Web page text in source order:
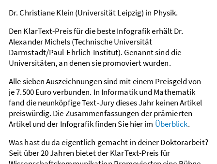
Dr. Christiane Klein (Universität Leipzig) in Physik.
Den KlarText-Preis für die beste Infografik erhält Dr.
Alexander Michels (Technische Universität
Darmstadt/Paul-Ehrlich-Institut). Genannt sind die
Universitäten, an denen sie promoviert wurden.
Alle sieben Auszeichnungen sind mit einem Preisgeld von
je 7.500 Euro verbunden. In Informatik und Mathematik
fand die neunköpfige Text-Jury dieses Jahr keinen Artikel
preiswürdig. Die Zusammenfassungen der prämierten
Artikel und der Infografik finden Sie hier im Überblick.
Was hast du da eigentlich gemacht in deiner Doktorarbeit?
Seit über 20 Jahren bietet der KlarText-Preis für